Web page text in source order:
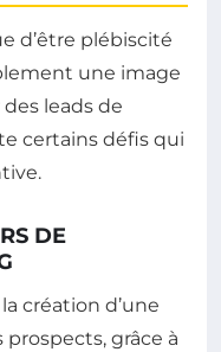
d’être plébiscité
une image
leads de
certains défis qui
DE
création d’une
grâce à